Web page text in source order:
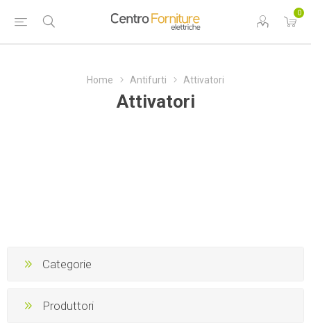
0
Home Antifurti Attivatori
Attivatori
Categorie
Produttori